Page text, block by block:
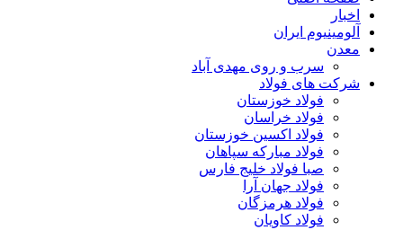
اخبار
آلومینیوم ایران
معدن
سرب و روی مهدی آباد
شرکت های فولاد
فولاد خوزستان
فولاد خراسان
فولاد اکسین خوزستان
فولاد مبارکه سپاهان
صبا فولاد خلیج فارس
فولاد جهان آرا
فولاد هرمزگان
فولاد کاویان